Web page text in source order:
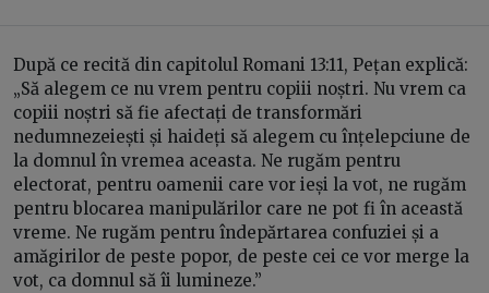
După ce recită din capitolul Romani 13:11, Pețan explică:
„Să alegem ce nu vrem pentru copiii noștri. Nu vrem ca
copiii noștri să fie afectați de transformări
nedumnezeiești și haideți să alegem cu înțelepciune de
la domnul în vremea aceasta. Ne rugăm pentru
electorat, pentru oamenii care vor ieși la vot, ne rugăm
pentru blocarea manipulărilor care ne pot fi în această
vreme. Ne rugăm pentru îndepărtarea confuziei și a
amăgirilor de peste popor, de peste cei ce vor merge la
vot, ca domnul să îi lumineze.”